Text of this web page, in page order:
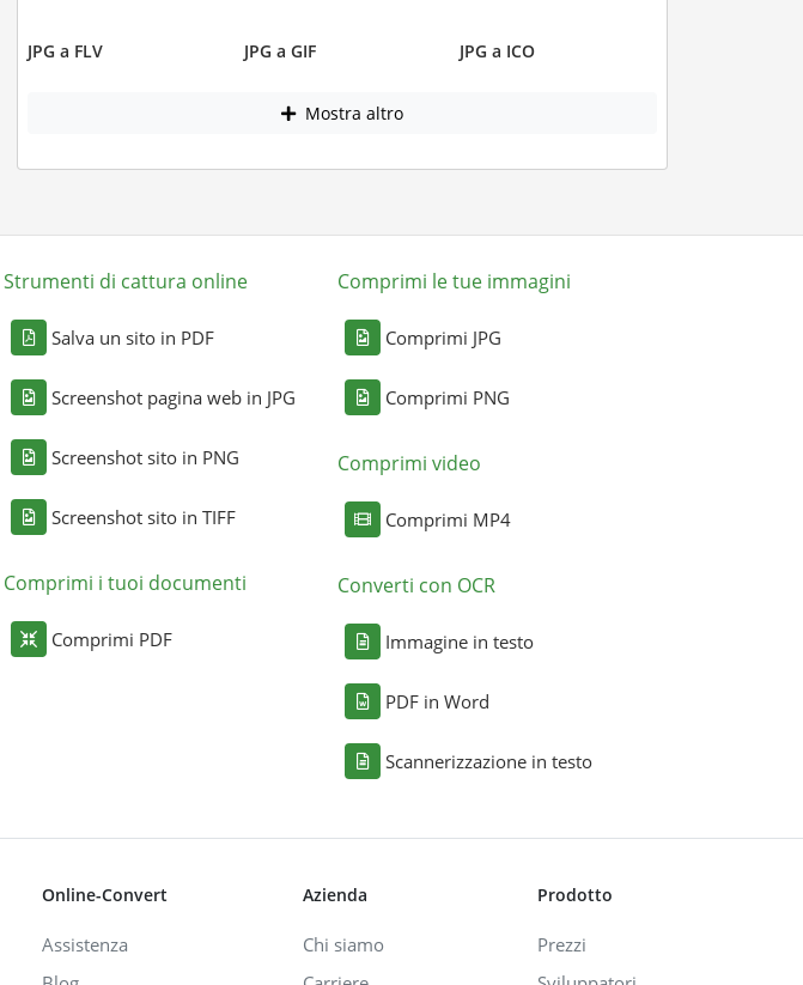
JPG a FLV JPG a GIF JPG a ICO
Mostra altro
Strumenti di cattura online
Salva un sito in PDF
Screenshot pagina web in JPG
Screenshot sito in PNG
Screenshot sito in TIFF
Comprimi i tuoi documenti
Comprimi PDF
Comprimi le tue immagini
Comprimi JPG
Comprimi PNG
Comprimi video
Comprimi MP4
Converti con OCR
Immagine in testo
PDF in Word
Scannerizzazione in testo
Online-Convert
Assistenza
Azienda
Chi siamo
Prodotto
Prezzi